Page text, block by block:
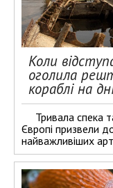
Коли
оголила
кораблі на
Тривала спека
Європі призвели
найважливіших